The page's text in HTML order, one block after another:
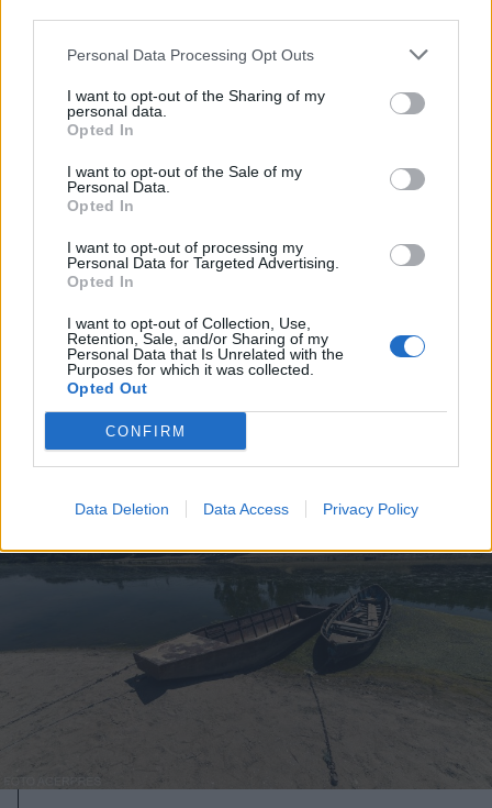
Personal Data Processing Opt Outs
I want to opt-out of the Sharing of my
personal data.
Opted In
I want to opt-out of the Sale of my
Personal Data.
Opted In
I want to opt-out of processing my
Personal Data for Targeted Advertising.
Opted In
I want to opt-out of Collection, Use,
Retention, Sale, and/or Sharing of my
Personal Data that Is Unrelated with the
Purposes for which it was collected.
Opted Out
CONFIRM
Data Deletion Data Access Privacy Policy
2026. augusztus 07., péntek
Szeptember elejéig még marad a
veszélyhelyzet Parajdon